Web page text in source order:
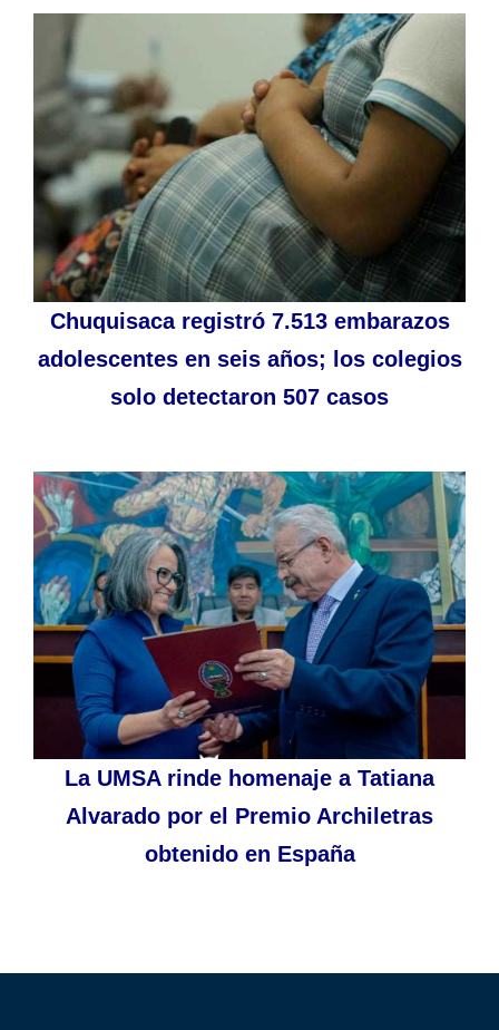
Chuquisaca registró 7.513 embarazos
adolescentes en seis años; los colegios
solo detectaron 507 casos
La UMSA rinde homenaje a Tatiana
Alvarado por el Premio Archiletras
obtenido en España